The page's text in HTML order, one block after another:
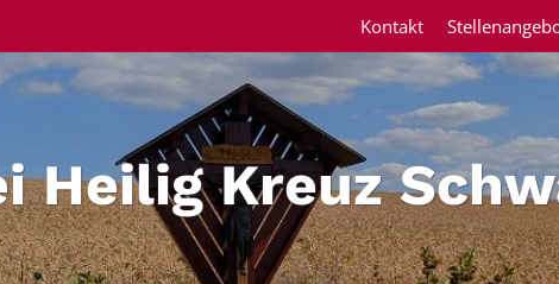
Heilig Kreuz
Kontakt